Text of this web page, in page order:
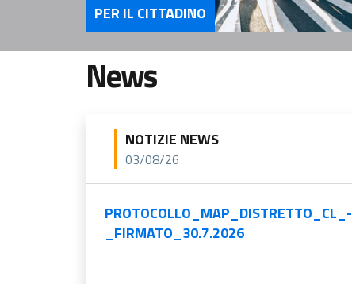
Servizi Per il cittadino
PER IL CITTADINO
News
NOTIZIE NEWS
03/08/26
PROTOCOLLO_MAP_DISTRETTO_CL_-
_FIRMATO_30.7.2026